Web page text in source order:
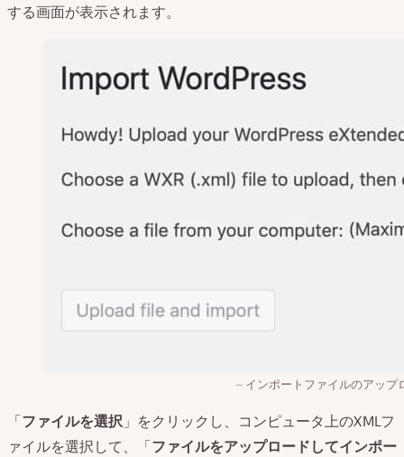
する画面が表示されます。
インポートファイルのアップ
「ファイルを選択 」をクリックし、コンピュータ上のXMLフ
ァイルを選択して、「ファイルをアップロードしてインポー